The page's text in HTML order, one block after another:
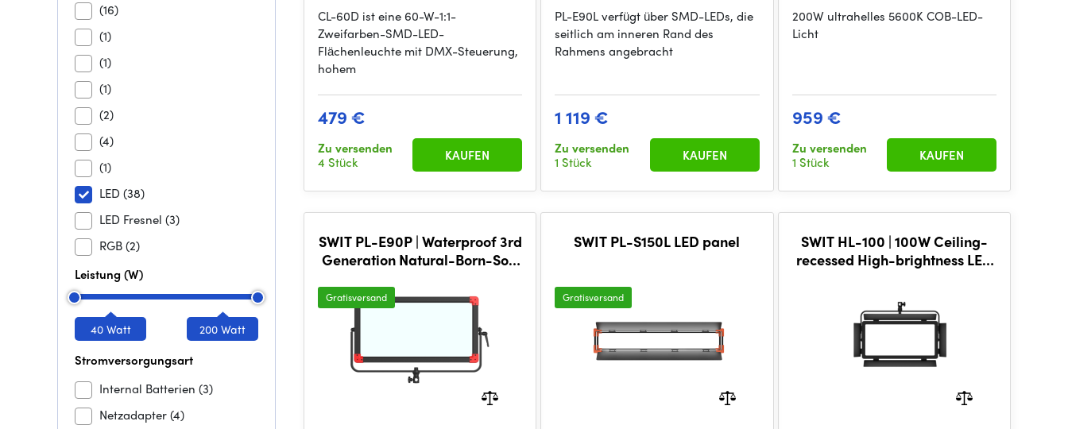
(16)
(1)
(1)
(1)
(2)
(4)
(1)
LED (38)
LED Fresnel (3)
RGB(2)
Leistung (W)
40 Watt 200 Watt
Stromversorgungsart
Internal Batterien (3)
Netzadapter(4)
CL-60D ist eine 60-W-1:1-
Zweifarben-SMD-LED-
Flächenleuchte mit DMX-Steuerung,
hohem
479 €
Zu versenden
4 Stück
KAUFEN
PL-E90L verfügt über SMD-LEDs, die
seitlich am inneren Rand des
Rahmens angebracht
1 119 €
Zu versenden
1 Stück
KAUFEN
200W ultrahelles 5600K COB-LED-
Licht
959 €
Zu versenden
1 Stück
KAUFEN
SWIT PL-E90P | Waterproof 3rd
Generation Natural-Born-Soft
ultra slim
Gratisversand
SWIT PL-S150L LED panel
Gratisversand
SWIT HL-100 | 100W Ceiling-
recessed High-brightness LED